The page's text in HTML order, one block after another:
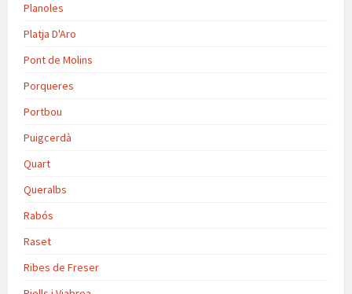
Planoles
Platja D'Aro
Pont de Molins
Porqueres
Portbou
Puigcerdà
Quart
Queralbs
Rabós
Raset
Ribes de Freser